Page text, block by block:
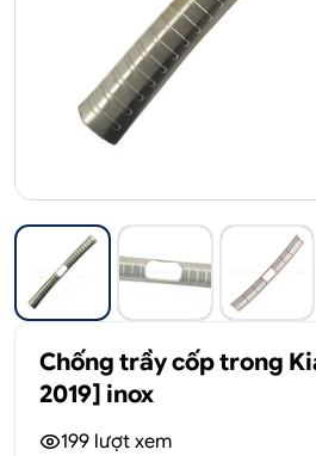
Chống trầy cốp trong
2019] inox
199 lượt xem